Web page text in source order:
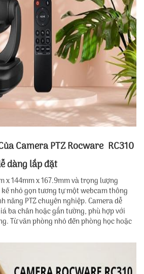
Camera PTZ Rocware RC310
dàng lắp đặt
x 144mm x 167.9mm và trọng lượng
nhỏ gọn tương tự một webcam thông
năng PTZ chuyên nghiệp. Camera dễ
ba chân hoặc gắn tường, phù hợp với
Từ văn phòng nhỏ đến phòng học hoặc